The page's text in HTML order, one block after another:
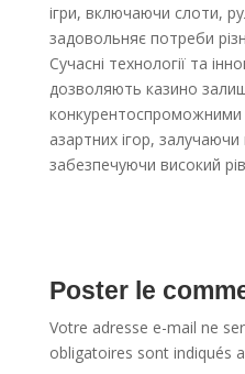
ігри, включаючи слоти,
задовольняє потреби
Сучасні технології та
дозволяють казино
конкурентоспроможними
азартних ігор,
забезпечуючи високий
Poster le
Votre adresse e-mail ne
obligatoires sont indiqués